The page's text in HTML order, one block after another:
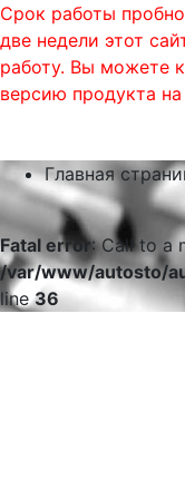
Срок работы
две недели этот
работу. Вы можете
версию продукта на
Главная
Fatal error: Call to a
/var/www/autosto/
line36